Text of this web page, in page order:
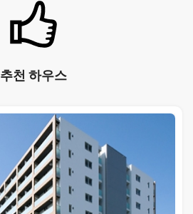
추천 하우스